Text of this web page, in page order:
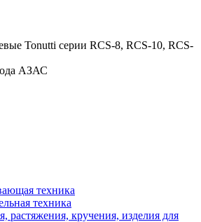
Tonutti серии RCS-8, RCS-10, RCS-
АЗАС
техника
техника
растяжения, кручения, изделия для